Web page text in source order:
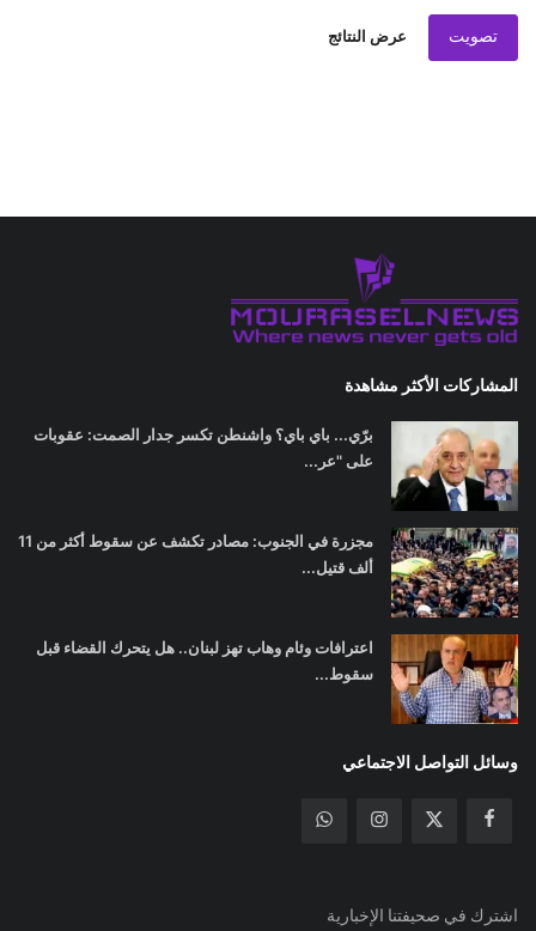
تصويت عرض النتائج
المشاركات الأكثر مشاهدة
برّي... باي باي؟ واشنطن تكسر جدار الصمت: عقوبات
على "عر...
مجزرة في الجنوب: مصادر تكشف عن سقوط أكثر من 11
ألف قتيل...
اعترافات وئام وهاب تهز لبنان.. هل يتحرك القضاء قبل
سقوط...
وسائل التواصل الاجتماعي
اشترك في صحيفتنا الإخبارية